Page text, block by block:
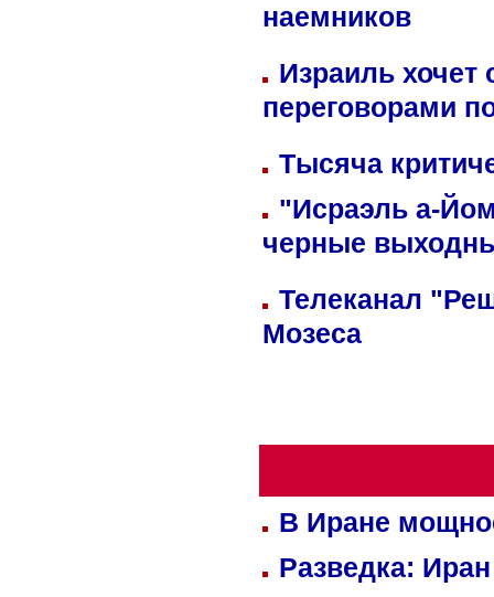
наемников
Израиль хочет
переговорами
Тысяча
"Исраэль а-
черные
Телеканал
Мозеса
В Иране
Разведка: